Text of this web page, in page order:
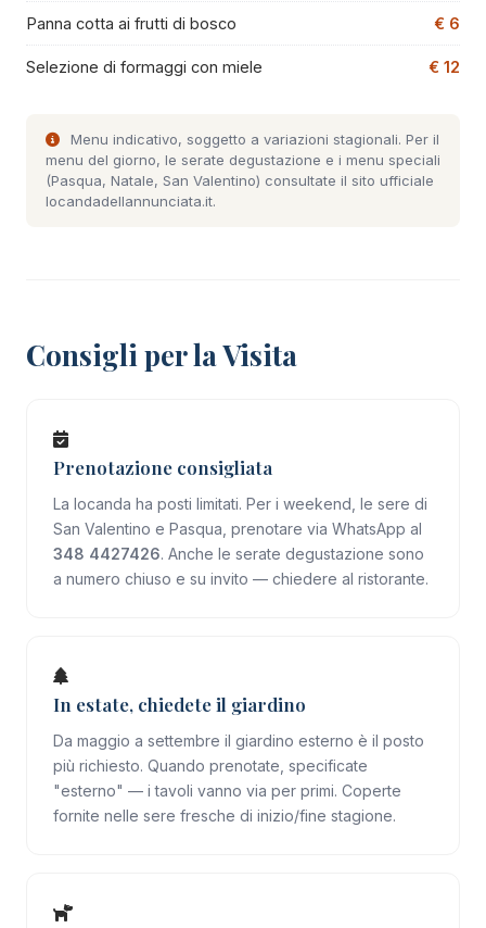
Panna cotta ai frutti di bosco € 6
Selezione di formaggi con miele € 12
Menu indicativo, soggetto a variazioni stagionali. Per il
menu del giorno, le serate degustazione e i menu speciali
(Pasqua, Natale, San Valentino) consultate il sito ufficiale
locandadellannunciata.it.
Consigli per la Visita
Prenotazione consigliata
La locanda ha posti limitati. Per i weekend, le sere di
San Valentino e Pasqua, prenotare via WhatsApp al
348 4427426. Anche le serate degustazione sono
a numero chiuso e su invito — chiedere al ristorante.
In estate, chiedete il giardino
Da maggio a settembre il giardino esterno è il posto
più richiesto. Quando prenotate, specificate
"esterno" — i tavoli vanno via per primi. Coperte
fornite nelle sere fresche di inizio/fine stagione.